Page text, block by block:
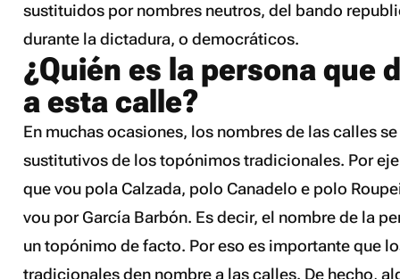
sustituidos por nombres neutros, del bando
durante la dictadura, o democráticos.
¿Quién es la persona que
a esta calle?
En muchas ocasiones, los nombres de las calles
sustitutivos de los topónimos tradicionales. Por
quevou pola Calzada, polo Canadelo e polo
vou por García Barbón. Es decir, el nombre de la
un topónimo de facto. Por eso es importante que
tradicionales den nombre a las calles. De hecho,